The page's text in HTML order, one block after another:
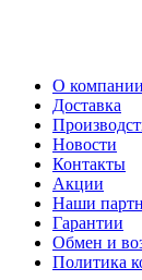
О компании
Доставка
Новости
Контакты
Акции
Наши
Гарантии
Обмен и
Политика